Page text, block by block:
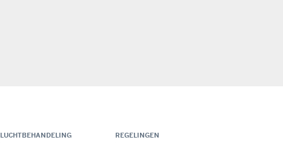
LUCHTBEHANDELING REGELINGEN